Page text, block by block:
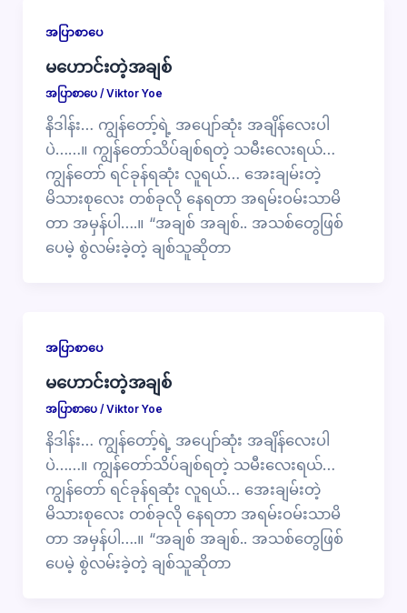
အပြာစာပေ
မဟောင်းတဲ့အချစ်
အပြာစာပေ/ Viktor Yoe
နိဒါန်း… ကျွန်တော့်ရဲ့ အပျော်ဆုံး အချိန်လေးပါ
ပဲ……။ ကျွန်တော်သိပ်ချစ်ရတဲ့ သမီးလေးရယ်…
ကျွန်တော် ရင်ခုန်ရဆုံး လူရယ်… အေးချမ်းတဲ့
မိသားစုလေး တစ်ခုလို နေရတာ အရမ်းဝမ်းသာမိ
တာ အမှန်ပါ….။ “အချစ် အချစ်.. အသစ်တွေဖြစ်
ပေမဲ့ စွဲလမ်းခဲ့တဲ့ ချစ်သူဆိုတာ
အပြာစာပေ
မဟောင်းတဲ့အချစ်
အပြာစာပေ/ Viktor Yoe
နိဒါန်း… ကျွန်တော့်ရဲ့ အပျော်ဆုံး အချိန်လေးပါ
ပဲ……။ ကျွန်တော်သိပ်ချစ်ရတဲ့ သမီးလေးရယ်…
ကျွန်တော် ရင်ခုန်ရဆုံး လူရယ်… အေးချမ်းတဲ့
မိသားစုလေး တစ်ခုလို နေရတာ အရမ်းဝမ်းသာမိ
တာ အမှန်ပါ….။ “အချစ် အချစ်.. အသစ်တွေဖြစ်
ပေမဲ့ စွဲလမ်းခဲ့တဲ့ ချစ်သူဆိုတာ